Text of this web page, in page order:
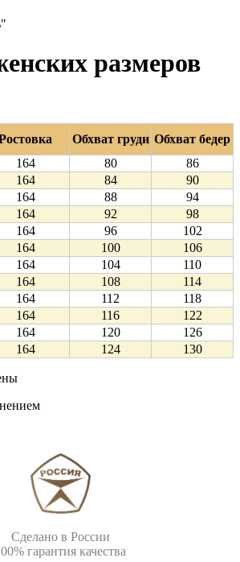
размеров
Обхват груди Обхват бедер
164 80
86
164 84
90
164 88
94
164 92
98
164 96
102
164 100
106
164 104
110
164 108
114
164 112
118
164 116
122
164 120
126
164 124 130
Сделано в России
гарантия качества